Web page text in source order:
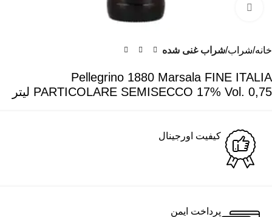
برای بزرگنمایی کلیک کنید
خانه شراب شراب غنی شده
Pellegrino 1880 Marsala FINE ITALIA
PARTICOLARE SEMISECCO 17% Vol. 0,75 لیتر
کیفیت اورجینال
پرداخت ایمن